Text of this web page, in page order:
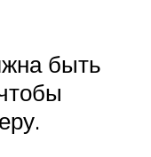
быть